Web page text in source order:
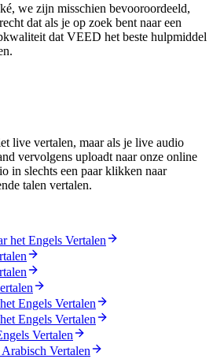
we zijn misschien bevooroordeeld,
dat als je op zoek bent naar een
dat VEED het beste hulpmiddel
live vertalen, maar als je live audio
vervolgens uploadt naar onze online
in slechts een paar klikken naar
talen vertalen.
het Engels Vertalen
Engels Vertalen
Engels Vertalen
Vertalen
Vertalen